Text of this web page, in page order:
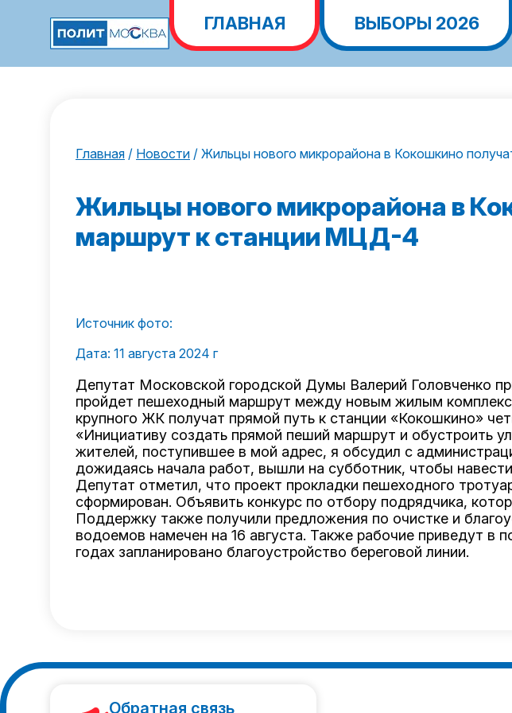
ГЛАВНАЯ ВЫБОРЫ 2026
Главная / Новости / Жильцы нового микрорайона в Кокошкино
Жильцы нового микрорайона в
маршрут к станции МЦД-4
Источник фото:
Дата: 11 августа 2024 г
Депутат Московской городской Думы Валерий Головченко
пройдет пешеходный маршрут между новым жилым
крупного ЖК получат прямой путь к станции «Кокошкино»
«Инициативу создать прямой пеший маршрут и обустроить
жителей, поступившее в мой адрес, я обсудил с
дожидаясь начала работ, вышли на субботник, чтобы
Депутат отметил, что проект прокладки пешеходного
сформирован. Объявить конкурс по отбору подрядчика,
Поддержку также получили предложения по очистке и
водоемов намечен на 16 августа. Также рабочие приведут в
годах запланировано благоустройство береговой линии.
Обратная связь